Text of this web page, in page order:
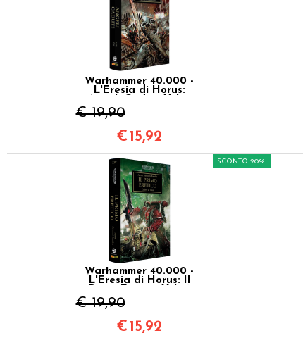
Warhammer 40.000 -
L'Eresia di Horus:
€ 19,90
€ 15,92
Warhammer 40.000 -
L'Eresia di Horus: Il
€ 19,90
SCONTO 20%
€ 15,92